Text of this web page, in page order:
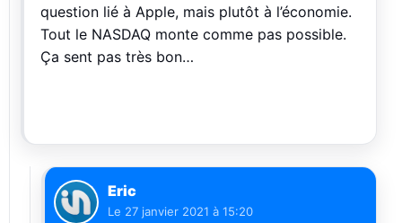
question lié à Apple, mais plutôt à l’économie.
Tout le NASDAQ monte comme pas possible.
Ça sent pas très bon…
Eric
Le 27 janvier 2021 à 15:20